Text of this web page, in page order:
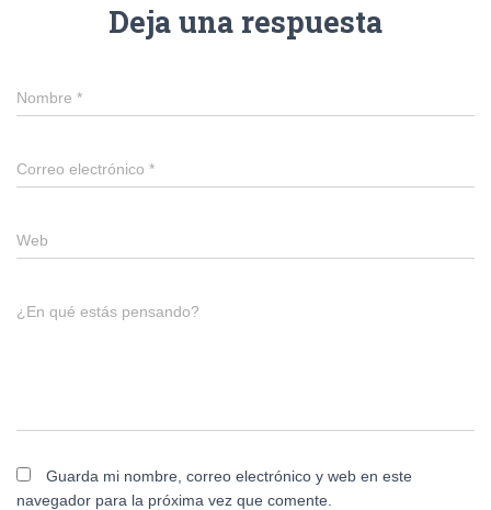
Deja una respuesta
Nombre *
Correo electrónico *
Web
¿En qué estás pensando?
Guarda mi nombre, correo electrónico y web en este
navegador para la próxima vez que comente.